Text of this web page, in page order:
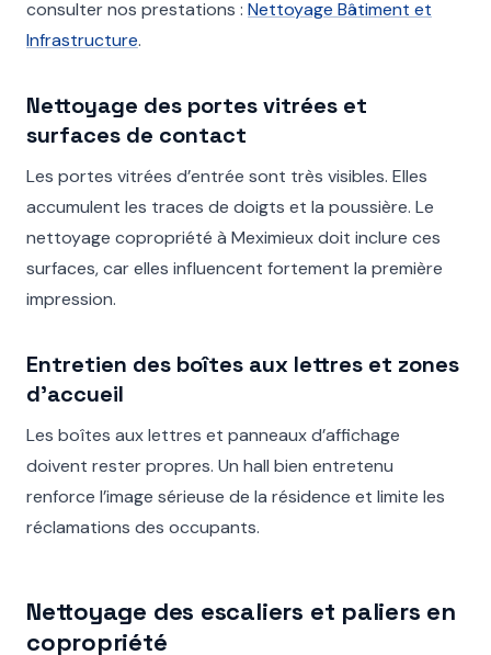
consulter nos prestations : Nettoyage Bâtiment et
Infrastructure.
Nettoyage des portes vitrées et
surfaces de contact
Les portes vitrées d’entrée sont très visibles. Elles
accumulent les traces de doigts et la poussière. Le
nettoyage copropriété à Meximieux doit inclure ces
surfaces, car elles influencent fortement la première
impression.
Entretien des boîtes aux lettres et zones
d’accueil
Les boîtes aux lettres et panneaux d’affichage
doivent rester propres. Un hall bien entretenu
renforce l’image sérieuse de la résidence et limite les
réclamations des occupants.
Nettoyage des escaliers et paliers en
copropriété